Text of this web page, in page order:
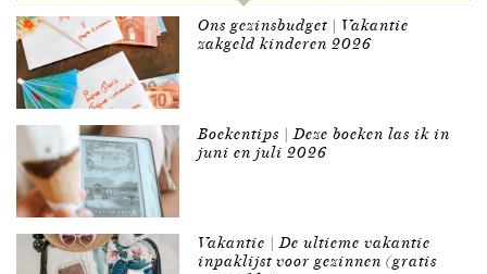
Ons gezinsbudget | Vakantie
zakgeld kinderen 2026
Boekentips | Deze boeken las ik in
juni en juli 2026
Vakantie | De ultieme vakantie
inpaklijst voor gezinnen (gratis